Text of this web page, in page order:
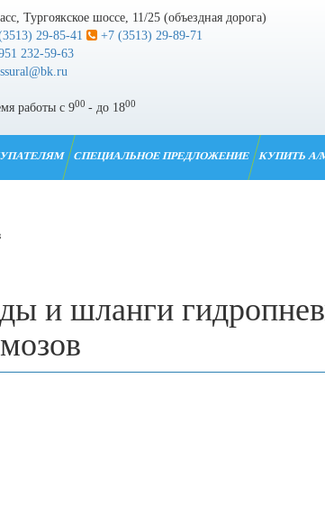
Тургоякское шоссе, 11/25 (объездная дорога)
29-85-41
+7 (3513) 29-89-71
232-59-63
работы с 900 - до 1800
СПЕЦИАЛЬНОЕ ПРЕДЛОЖЕНИЕ КУПИТЬ А/
и шланги